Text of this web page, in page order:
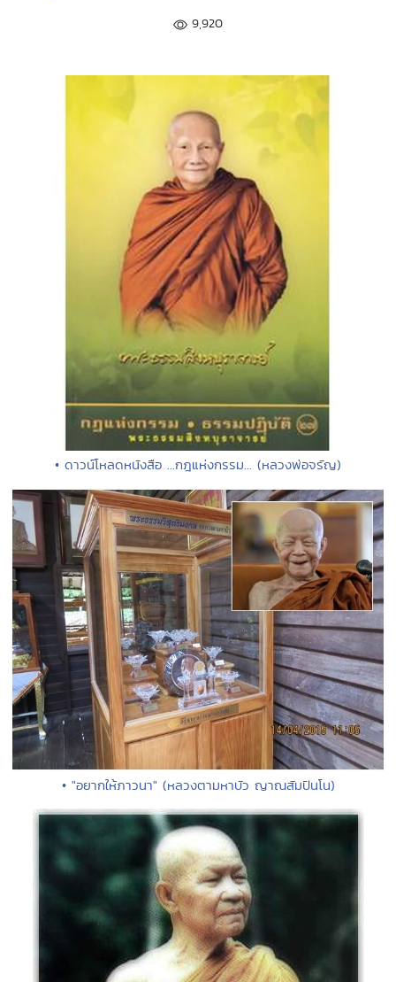
9,920
• ดาวน์โหลดหนังสือ ...กฎแห่งกรรม... (หลวงพ่อจรัญ)
• "อยากให้ภาวนา" (หลวงตามหาบัว ญาณสัมปันโน)